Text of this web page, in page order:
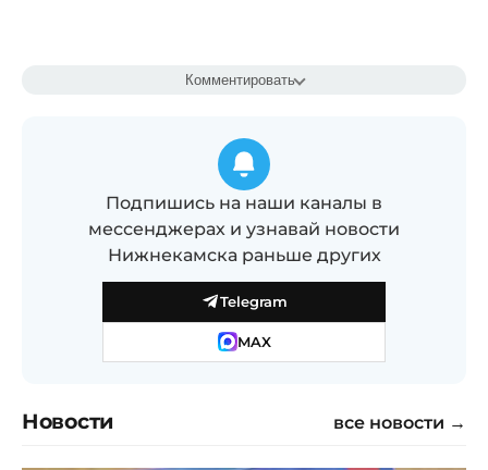
Комментировать
Подпишись на наши каналы в
мессенджерах и узнавай новости
Нижнекамска раньше других
Telegram
MAX
Новости все новости →